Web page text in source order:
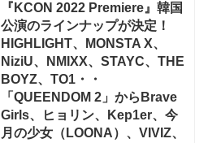
『KCON 2022 Premiere』韓国
公演のラインナップが決定！
HIGHLIGHT、MONSTA X、
NiziU、NMIXX、STAYC、THE
BOYZ、TO1・・
「QUEENDOM 2」からBrave
Girls、ヒョリン、Kep1er、今
月の少女（LOONA）、VIVIZ、